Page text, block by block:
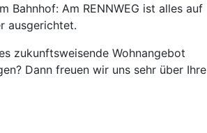
Bahnhof: Am RENNWEG ist alles auf
ausgerichtet.
zukunftsweisende Wohnangebot
Dann freuen wir uns sehr über Ihre